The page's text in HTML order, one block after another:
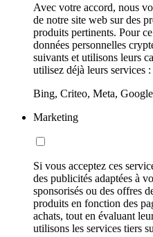
Avec votre accord, nous
de notre site web sur des
produits pertinents. Pour
données personnelles
suivants et utilisons leurs
utilisez déjà leurs services :
Bing, Criteo, Meta,
Marketing
Si vous acceptez ces
des publicités adaptées à
sponsorisés ou des offres
produits en fonction des
achats, tout en évaluant
utilisons les services tiers